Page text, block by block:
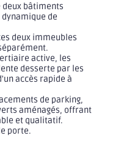
deux bâtiments
de
deux immeubles
active, les
desserte par les
accès rapide à
de parking,
aménagés, offrant
et qualitatif.
porte.